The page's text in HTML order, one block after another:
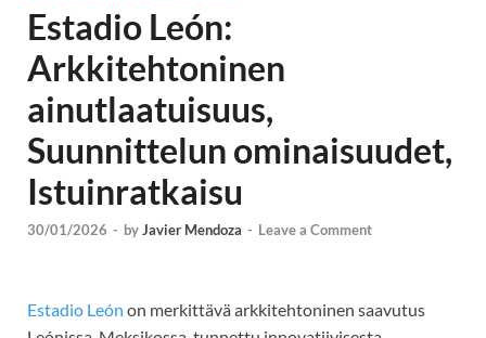
Estadio León:
Arkkitehtoninen
ainutlaatuisuus,
Suunnittelun ominaisuudet,
Istuinratkaisu
30/01/2026 - byJavier Mendoza - Leave a Comment
Estadio León on merkittävä arkkitehtoninen saavutus